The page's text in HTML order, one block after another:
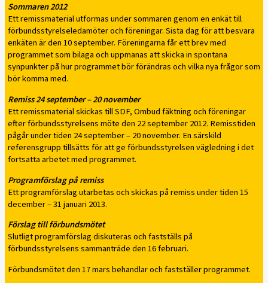
Sommaren 2012
Ett remissmaterial utformas under sommaren genom en enkät till
förbundsstyrelseledamöter och föreningar. Sista dag för att besvara
enkäten är den 10 september. Föreningarna får ett brev med
programmet som bilaga och uppmanas att skicka in spontana
synpunkter på hur programmet bör förändras och vilka nya frågor som
bör komma med.
Remiss 24 september – 20 november
Ett remissmaterial skickas till SDF, Ombud fäktning och föreningar
efter förbundsstyrelsens möte den 22 september 2012. Remisstiden
pågår under tiden 24 september – 20 november. En särskild
referensgrupp tillsätts för att ge förbundsstyrelsen vägledning i det
fortsatta arbetet med programmet.
Programförslag på remiss
Ett programförslag utarbetas och skickas på remiss under tiden 15
december – 31 januari 2013.
Förslag till förbundsmötet
Slutligt programförslag diskuteras och fastställs på
förbundsstyrelsens sammanträde den 16 februari.
Förbundsmötet den 17 mars behandlar och fastställer programmet.